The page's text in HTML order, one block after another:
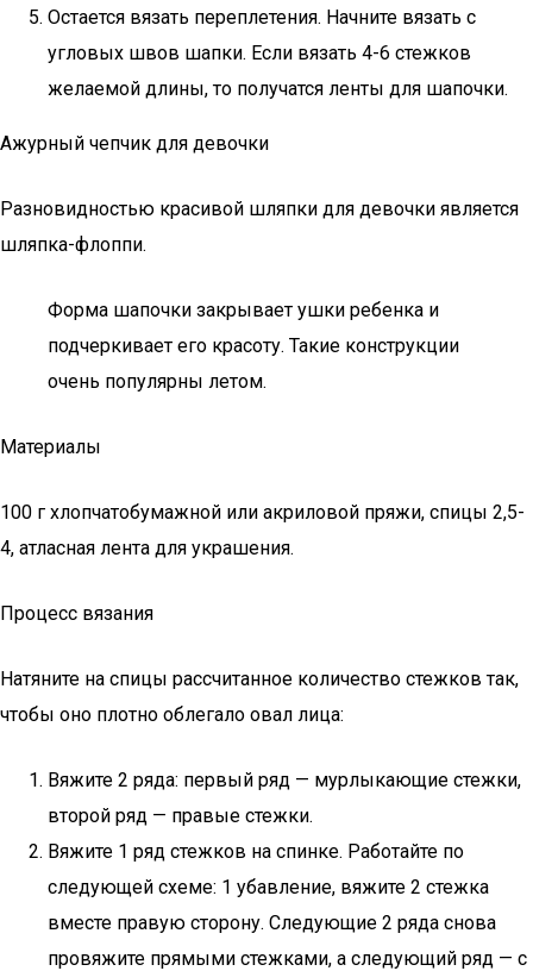
Остается вязать переплетения. Начните вязать с
угловых швов шапки. Если вязать 4-6 стежков
желаемой длины, то получатся ленты для шапочки.
Ажурный чепчик для девочки
Разновидностью красивой шляпки для девочки является
шляпка-флоппи.
Форма шапочки закрывает ушки ребенка и
подчеркивает его красоту. Такие конструкции
очень популярны летом.
Материалы
100 г хлопчатобумажной или акриловой пряжи, спицы 2,5-
4, атласная лента для украшения.
Процесс вязания
Натяните на спицы рассчитанное количество стежков так,
чтобы оно плотно облегало овал лица:
Вяжите 2 ряда: первый ряд — мурлыкающие стежки,
второй ряд — правые стежки.
Вяжите 1 ряд стежков на спинке. Работайте по
следующей схеме: 1 убавление, вяжите 2 стежка
вместе правую сторону. Следующие 2 ряда снова
провяжите прямыми стежками, а следующий ряд — с